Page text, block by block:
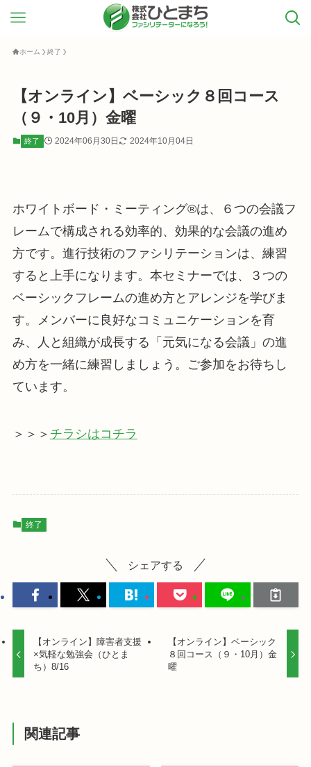
ホーム 終了
【オンライン】ベーシック８回コース
（９・10月）金曜
終了 2024年06月30日 2024年10月04日
ホワイトボード・ミーティング®は、６つの会議フ
レームで構成される効率的、効果的な会議の進め
方です。進行技術のファシリテーションは、練習
すると上手になります。本セミナーでは、３つの
ベーシックフレームの進め方とアレンジを学びま
す。メンバーに良好なコミュニケーションを育
み、人と組織が成長する「元気になる会議」の進
め方を一緒に練習しましょう。ご参加をお待ちし
ています。
＞＞＞ チラシはコチラ
終了
シェアする
【オンライン】障害者支援
×気軽な勉強会（ひとま
ち）8/16
【オンライン】ベーシック
８回コース（９・10月）金
曜
関連記事